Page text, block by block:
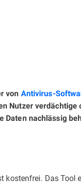
von Antivirus-
Nutzer
Daten nachlässig
kostenfrei. Das